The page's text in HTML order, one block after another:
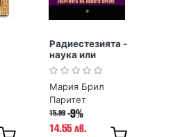
Радиестезията -
наука или
магия?
Енергията на
новото време
Мария Брил
Паритет
15.99 -9%
14.55 лв.